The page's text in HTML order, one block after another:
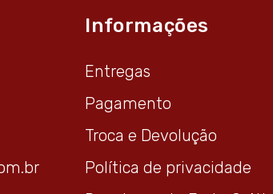
Informações
Entregas
Pagamento
Troca e Devolução
Política de privacidade